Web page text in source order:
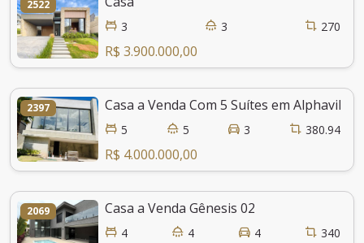
2522
3 3 270
R$ 3.900.000,00
2397 Casa a Venda Com 5 Suítes em Alphaville
5 5 3 380.94
R$ 4.000.000,00
2069 Casa a Venda Gênesis 02
4 4 4 340